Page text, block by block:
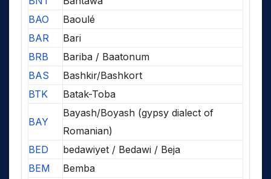
BAO
Baoulé
BAR
Bari
BRB
Bariba / Baatonum
BAS
Bashkir/Bashkort
BTK
Batak-Toba
BAY
Bayash/Boyash (gypsy dialect of
Romanian)
BED
bedawiyet / Bedawi / Beja
BEM
Bemba